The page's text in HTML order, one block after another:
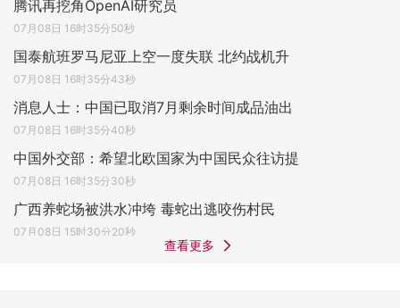
腾讯再挖角OpenAI研究员
07月08日 16时35分50秒
国泰航班罗马尼亚上空一度失联 北约战机升
07月08日 16时35分43秒
消息人士：中国已取消7月剩余时间成品油出
07月08日 16时35分40秒
中国外交部：希望北欧国家为中国民众往访提
07月08日 16时35分30秒
广西养蛇场被洪水冲垮 毒蛇出逃咬伤村民
07月08日 15时30分20秒
查看更多